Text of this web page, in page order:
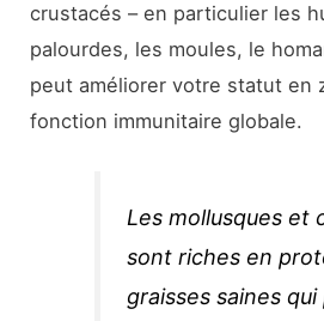
crustacés – en particulier les
palourdes, les moules, le
peut améliorer votre statut en
fonction immunitaire globale.
Les mollusques et
sont riches en
graisses saines